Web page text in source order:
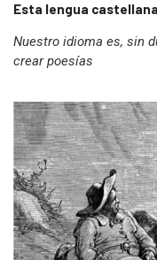
Esta lengua
Nuestro idioma es, sin
crear poesías